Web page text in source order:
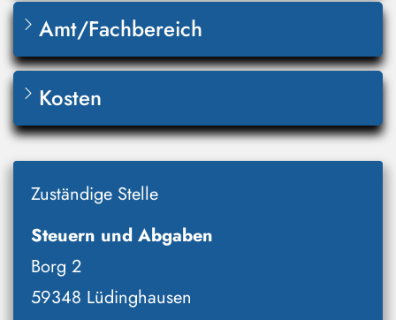
Amt/Fachbereich
Kosten
Zuständige Stelle
Steuern und Abgaben
Borg 2
59348 Lüdinghausen